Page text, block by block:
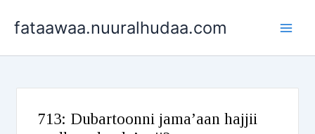
fataawaa.nuuralhudaa.com
713: Dubartoonni jama’aan hajjii